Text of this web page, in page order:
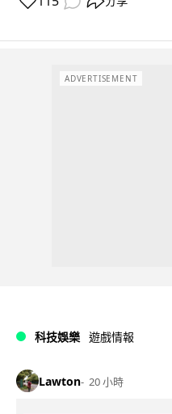
ADVERTISEMENT
科技娛樂 遊戲情報
Lawton 20 小時